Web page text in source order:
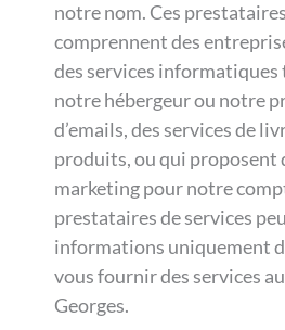
notre nom. Ces
comprennent des
des services
notre hébergeur ou notre
d’emails, des services de
produits, ou qui proposent
marketing pour notre
prestataires de services
informations uniquement
vous fournir des services
Georges.